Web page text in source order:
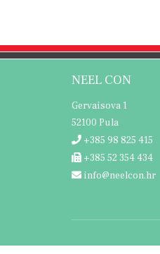
NEEL CON
Gervaisova 1
52100 Pula
+385 98 825 415
+385 52 354 434
info@neelcon.hr